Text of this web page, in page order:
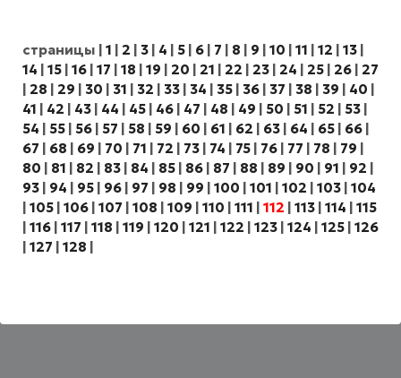
страницы | 1 | 2 | 3 | 4 | 5 | 6 | 7 | 8 | 9 | 10 | 11 | 12 | 13 |
14 | 15 | 16 | 17 | 18 | 19 | 20 | 21 | 22 | 23 | 24 | 25 | 26 | 27
| 28 | 29 | 30 | 31 | 32 | 33 | 34 | 35 | 36 | 37 | 38 | 39 | 40 |
41 | 42 | 43 | 44 | 45 | 46 | 47 | 48 | 49 | 50 | 51 | 52 | 53 |
54 | 55 | 56 | 57 | 58 | 59 | 60 | 61 | 62 | 63 | 64 | 65 | 66 |
67 | 68 | 69 | 70 | 71 | 72 | 73 | 74 | 75 | 76 | 77 | 78 | 79 |
80 | 81 | 82 | 83 | 84 | 85 | 86 | 87 | 88 | 89 | 90 | 91 | 92 |
93 | 94 | 95 | 96 | 97 | 98 | 99 | 100 | 101 | 102 | 103 | 104
| 105 | 106 | 107 | 108 | 109 | 110 | 111 | 112 | 113 | 114 | 115
| 116 | 117 | 118 | 119 | 120 | 121 | 122 | 123 | 124 | 125 | 126
| 127 | 128 |